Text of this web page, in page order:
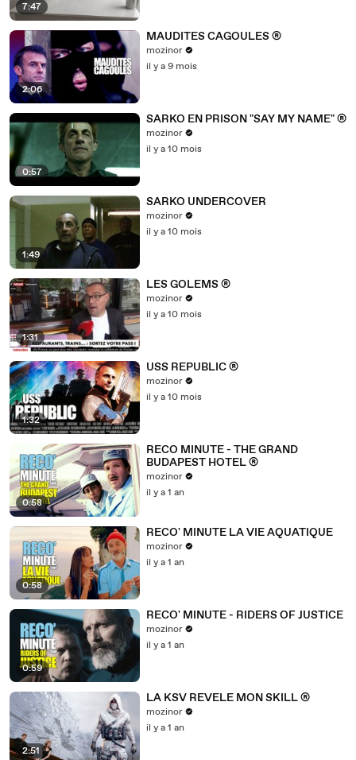
7:47
2:06
MAUDITES CAGOULES ®
mozinor
il y a 9 mois
0:57
SARKO EN PRISON "SAY MY NAME" ®
mozinor
il y a 10 mois
1:49
SARKO UNDERCOVER
mozinor
il y a 10 mois
1:31
LES GOLEMS ®
mozinor
il y a 10 mois
1:32
USS REPUBLIC ®
mozinor
il y a 10 mois
0:58
RECO MINUTE - THE GRAND
BUDAPEST HOTEL ®
mozinor
il y a 1 an
0:58
RECO' MINUTE LA VIE AQUATIQUE
mozinor
il y a 1 an
0:59
RECO' MINUTE - RIDERS OF JUSTICE
mozinor
il y a 1 an
2:51
LA KSV REVELE MON SKILL ®
mozinor
il y a 1 an